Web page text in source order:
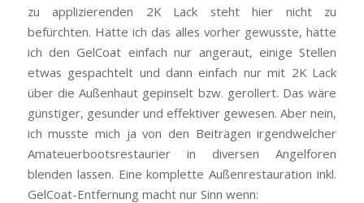
zu applizierenden 2K Lack steht hier nicht zu
befürchten. Hätte ich das alles vorher gewusste, hätte
ich den GelCoat einfach nur angeraut, einige Stellen
etwas gespachtelt und dann einfach nur mit 2K Lack
über die Außenhaut gepinselt bzw. gerollert. Das wäre
günstiger, gesunder und effektiver gewesen. Aber nein,
ich musste mich ja von den Beiträgen irgendwelcher
Amateuerbootsrestaurier in diversen Angelforen
blenden lassen. Eine komplette Außenrestauration inkl.
GelCoat-Entfernung macht nur Sinn wenn: